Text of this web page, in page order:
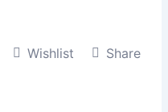
Wishlist Share